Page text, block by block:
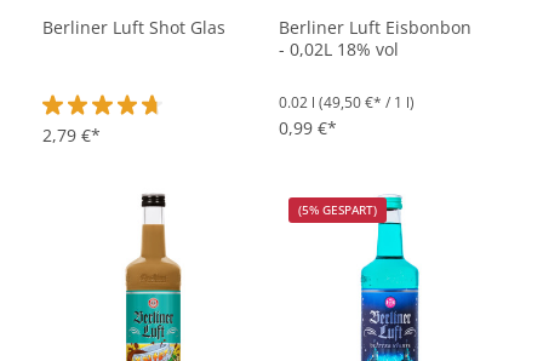
Berliner Luft Shot Glas
Durchschnittliche Bewertung von 4.6 von 5 Sternen
2,79 €*
Berliner Luft Eisbonbon
- 0,02L 18% vol
0.02 l (49,50 €* / 1 l)
0,99 €*
(5% GESPART)